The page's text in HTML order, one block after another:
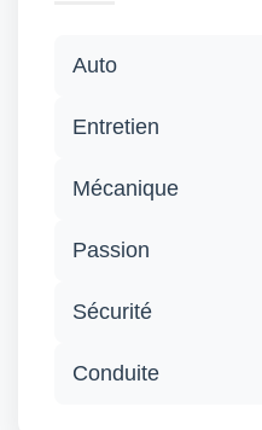
Auto
Entretien
Mécanique
Passion
Sécurité
Conduite